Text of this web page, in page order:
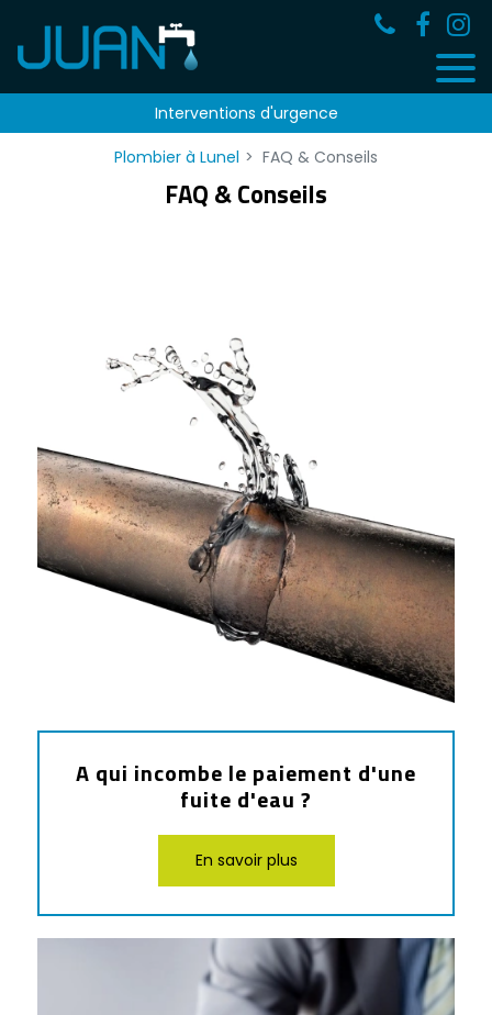
Interventions d'urgence
Plombier à Lunel
FAQ & Conseils
FAQ & Conseils
A qui incombe le paiement d'une
fuite d'eau ?
En savoir plus